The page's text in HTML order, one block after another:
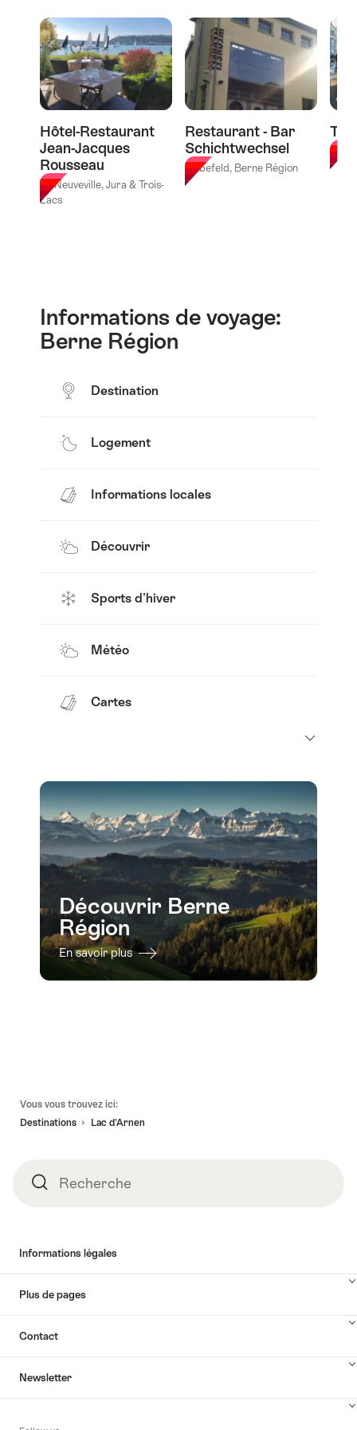
pour
apprendre
à
faire
des
pâtes
fraîches
au
Grand
Hôtel
Belvédère
-
30.10.2026
dans
le
Tipidorf"
Hôtel-Restaurant
Jean-Jacques
Rousseau
La Neuveville, Jura & Trois-
Lacs
Restaurant - Bar
Schichtwechsel
Liebefeld, Berne Région
Informations de voyage:
Berne Région
Destination
Logement
Informations locales
Découvrir
Sports d'hiver
Météo
Cartes
Découvrir Berne
Région
En savoir plus
Vous vous trouvez ici:
Destinations
Lac d'Arnen
RechercheRecherche
Informations légales
Plus de pages
Contact
Newsletter